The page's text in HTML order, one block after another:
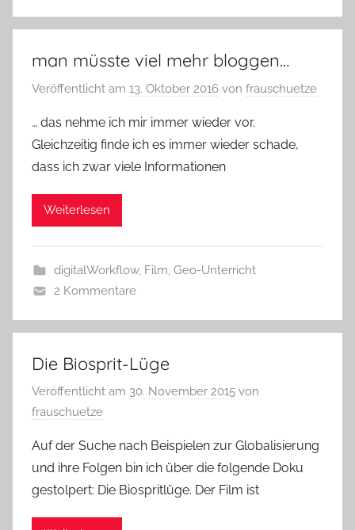
man müsste viel mehr bloggen…
Veröffentlicht am 13. Oktober 2016 von frauschuetze
… das nehme ich mir immer wieder vor.
Gleichzeitig finde ich es immer wieder schade,
dass ich zwar viele Informationen
Weiterlesen
digitalWorkflow, Film, Geo-Unterricht
2 Kommentare
Die Biosprit-Lüge
Veröffentlicht am 30. November 2015 von
frauschuetze
Auf der Suche nach Beispielen zur Globalisierung
und ihre Folgen bin ich über die folgende Doku
gestolpert: Die Biospritlüge. Der Film ist